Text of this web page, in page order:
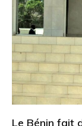
Le Bénin fait